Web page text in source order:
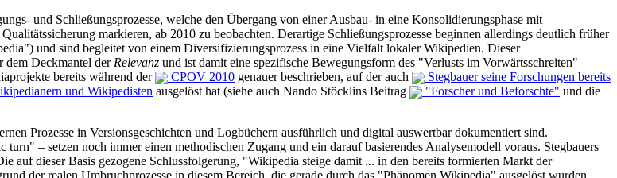
und Schließungsprozesse, welche den Übergang von einer Ausbau- in eine Konsolidierungsphase mit
markieren, ab 2010 zu beobachten. Derartige Schließungsprozesse beginnen allerdings deutlich früher
und sind begleitet von einem Diversifizierungsprozess in eine Vielfalt lokaler Wikipedien. Dieser
dem Deckmantel der Relevanz und ist damit eine spezifische Bewegungsform des "Verlusts im Vorwärtsschreiten"
bereits während der
CPOV 2010 genauer beschrieben, auf der auch
Stegbauer seine Forschungen bereits
und Wikipedisten ausgelöst hat (siehe auch Nando Stöcklins Beitrag "Forscher und Beforschte" und die
Prozesse in Versionsgeschichten und Logbüchern ausführlich und digital auswertbar dokumentiert sind.
– setzen noch immer einen methodischen Zugang und ein darauf basierendes Analysemodell voraus. Stegbauers
auf dieser Basis gezogene Schlussfolgerung, "Wikipedia steige damit ... in den bereits formierten Markt der
der realen Umbruchprozesse in diesem Bereich, die gerade durch das "Phänomen Wikipedia" ausgelöst wurden,